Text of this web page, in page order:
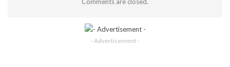
- Advertisement -